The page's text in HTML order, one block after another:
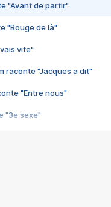
"Avant de partir"
"Bouge de là"
vite"
raconte "Jacques a dit"
"Entre nous"
"3e sexe"